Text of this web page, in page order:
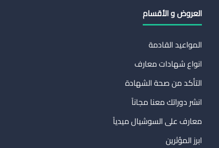
العروض و الأقسام
المواعيد القادمة
انواع شهادات معارف
التأكد من صحة الشهادة
انشر دوراتك معنا مجاناً
معارف على السوشيال ميدياً
ابرز المؤثرين